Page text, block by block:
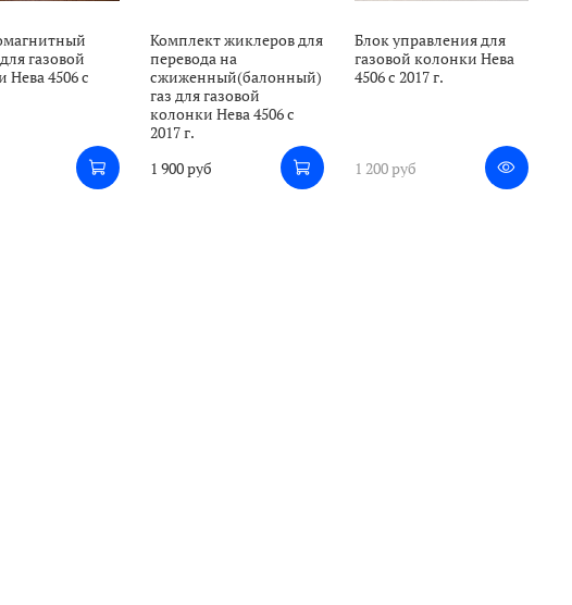
газовой
Нева 4506 с
Комплект жиклеров для
перевода на
сжиженный(балонный)
газ для газовой
колонки Нева 4506 с
2017 г.
1 900 руб
Блок управления для
газовой колонки Нева
4506 с 2017 г.
1 200 руб